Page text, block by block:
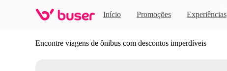
Início Promoções Experiências
Descubra novos destinos
Encontre viagens de ônibus com descontos imperdíveis